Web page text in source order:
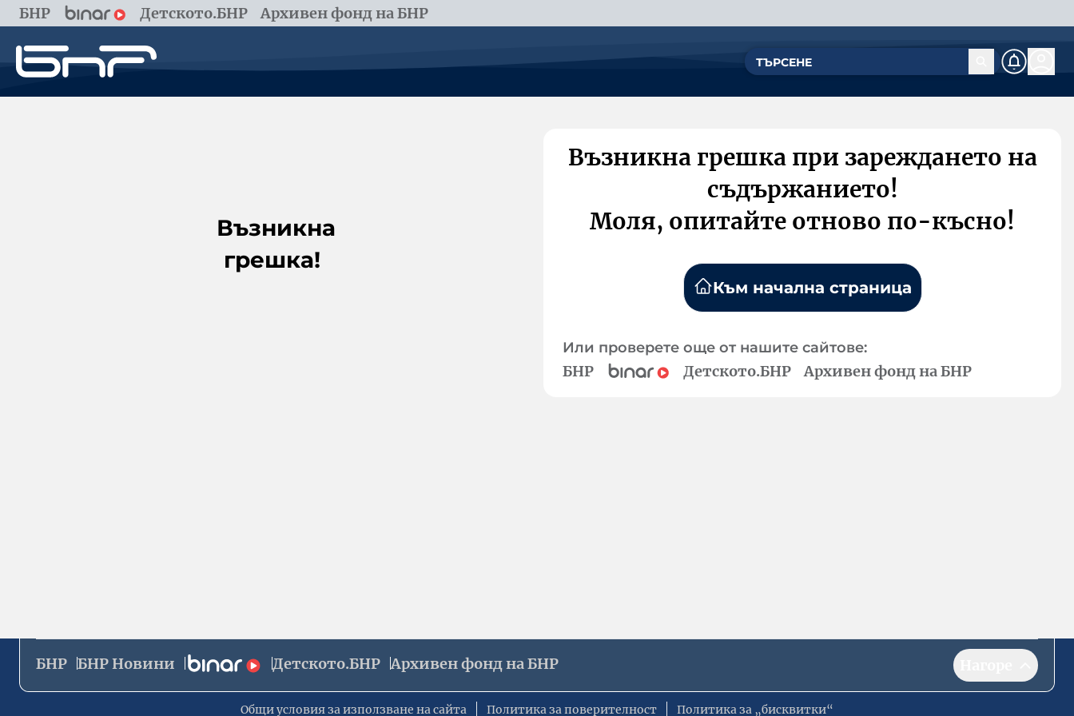
БНР Детското.БНР Архивен фонд на БНР
Възникна
грешка!
Възникна грешка при зареждането на
съдържанието!
Моля, опитайте отново по-късно!
Към начална страница
Или проверете още от нашите сайтове:
БНР Детското.БНР Архивен фонд на БНР
БНР БНР Новини Детското.БНР Архивен фонд на БНР
Общи условия за използване на сайта Политика за поверителност Политика за „бисквитки“